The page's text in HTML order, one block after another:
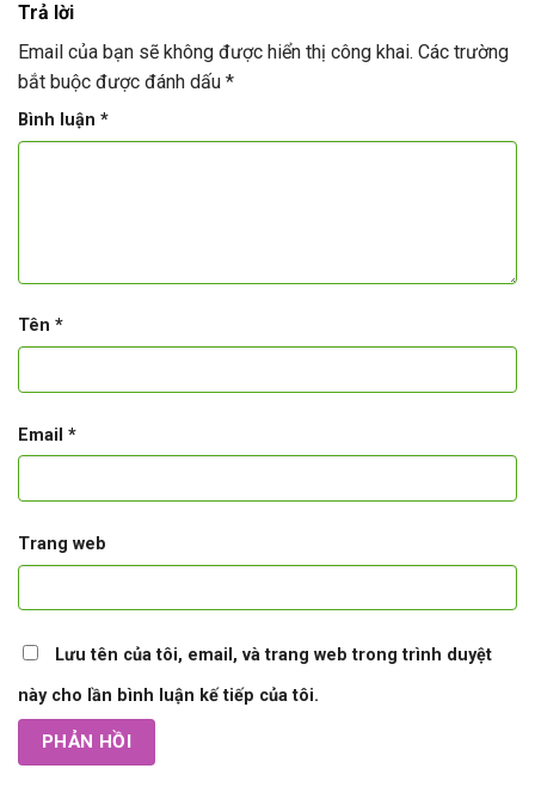
Trả lời
Email của bạn sẽ không được hiển thị công khai. Các trường
bắt buộc được đánh dấu *
Bình luận *
Tên *
Email *
Trang web
Lưu tên của tôi, email, và trang web trong trình duyệt
này cho lần bình luận kế tiếp của tôi.